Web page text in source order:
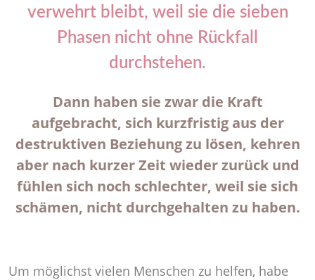
verwehrt bleibt, weil sie die sieben
Phasen nicht ohne Rückfall
durchstehen.
Dann haben sie zwar die Kraft
aufgebracht, sich kurzfristig aus der
destruktiven Beziehung zu lösen, kehren
aber nach kurzer Zeit wieder zurück und
fühlen sich noch schlechter, weil sie sich
schämen, nicht durchgehalten zu haben.
Um möglichst vielen Menschen zu helfen, habe